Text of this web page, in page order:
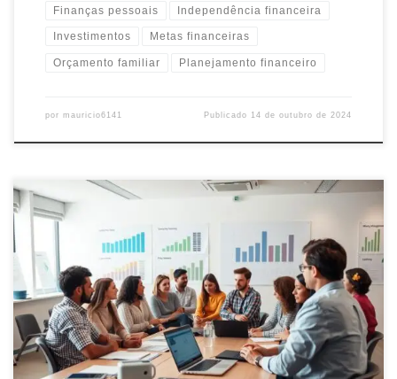
Finanças pessoais Independência financeira
Investimentos Metas financeiras
Orçamento familiar Planejamento financeiro
por mauricio6141 Publicado 14 de outubro de 2024
Descubra como cursos finanças podem transformar sua vida
financeira. Aprenda a investir, planejar e gerir seu dinheiro de
forma inteligente. Comece agora!